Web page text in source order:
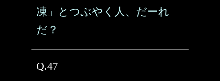
凍」とつぶやく人、だーれ
だ？
Q.47